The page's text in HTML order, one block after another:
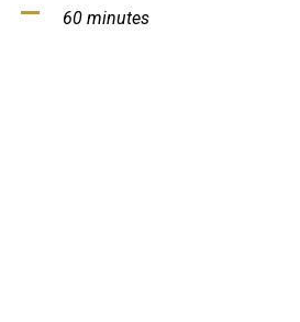
60 minutes